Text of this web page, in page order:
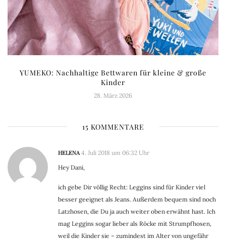
YUMEKO: Nachhaltige Bettwaren für kleine & große
Kinder
28. März 2026
15 KOMMENTARE
HELENA 4. Juli 2018 um 06:32 Uhr
Hey Dani,
ich gebe Dir völlig Recht: Leggins sind für Kinder viel
besser geeignet als Jeans. Außerdem bequem sind noch
Latzhosen, die Du ja auch weiter oben erwähnt hast. Ich
mag Leggins sogar lieber als Röcke mit Strumpfhosen,
weil die Kinder sie – zumindest im Alter von ungefähr